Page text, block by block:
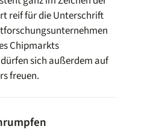
reif für die Unterschrift
Chipmarkts
sich außerdem auf
freuen.